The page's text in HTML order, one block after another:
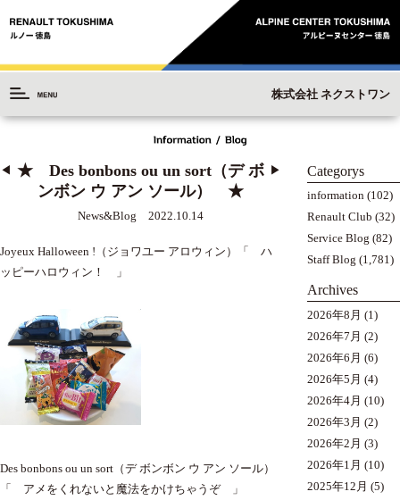
株式会社 ネクストワン
◀︎ ★ Des bonbons ou un sort（デ ボ
ンボン ウ アン ソール） ★
News&Blog 2022.10.14
▶︎
Joyeux Halloween !（ジョワユー アロウィン）「 ハ
ッピーハロウィン！ 」
Des bonbons ou un sort（デ ボンボン ウ アン ソール）
「 アメをくれないと魔法をかけちゃうぞ 」
Categorys
information (102)
Renault Club (32)
Service Blog (82)
Staff Blog (1,781)
Archives
2026年8月 (1)
2026年7月 (2)
2026年6月 (6)
2026年5月 (4)
2026年4月 (10)
2026年3月 (2)
2026年2月 (3)
2026年1月 (10)
2025年12月 (5)